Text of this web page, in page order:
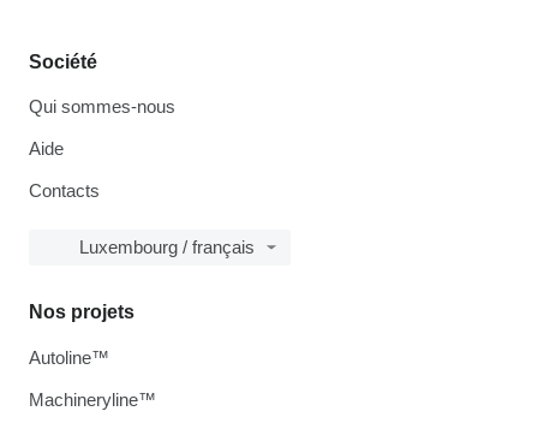
Société
Qui sommes-nous
Aide
Contacts
Luxembourg / français
Nos projets
Autoline™
Machineryline™